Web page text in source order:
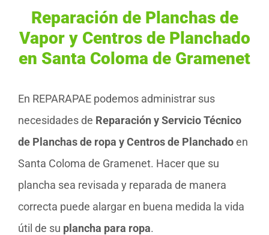
Reparación de Planchas de
Vapor y Centros de Planchado
en Santa Coloma de Gramenet
En REPARAPAE podemos administrar sus
necesidades de Reparación y Servicio Técnico
de Planchas de ropa y Centros de Planchadoen
Santa Coloma de Gramenet. Hacer que su
plancha sea revisada y reparada de manera
correcta puede alargar en buena medida la vida
útil de su plancha para ropa.